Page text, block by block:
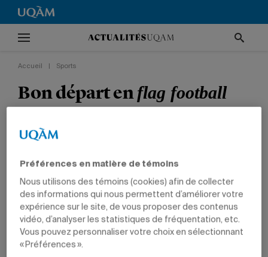
Accueil Sports
Bon départ enflag football
premier tournoi de la saison.
Sarah Berbiche est l'une des joueuses clés en défensive.
Photo: Carl Rodrigue
Préférences en matière de témoins
Nous utilisons des témoins (cookies) afin de collecter
des informations qui nous permettent d’améliorer votre
expérience sur le site, de vous proposer des contenus
vidéo, d’analyser les statistiques de fréquentation, etc.
Vous pouvez personnaliser votre choix en sélectionnant
« Préférences ».